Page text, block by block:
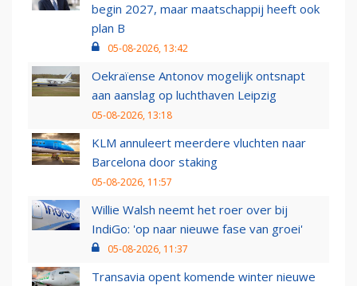
begin 2027, maar maatschappij heeft ook
plan B
05-08-2026, 13:42
Oekraïense Antonov mogelijk ontsnapt
aan aanslag op luchthaven Leipzig
05-08-2026, 13:18
KLM annuleert meerdere vluchten naar
Barcelona door staking
05-08-2026, 11:57
Willie Walsh neemt het roer over bij
IndiGo: 'op naar nieuwe fase van groei'
05-08-2026, 11:37
Transavia opent komende winter nieuwe